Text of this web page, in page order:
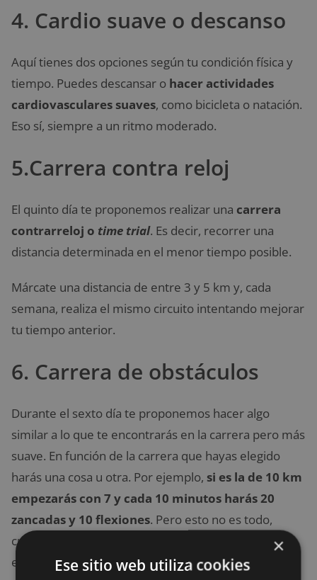
4. Cardio suave o descanso
Aquí tienes dos opciones según tu condición física y
tiempo. Puedes descansar o hacer actividades
cardiovasculares suaves, como bicicleta o natación.
Eso sí, siempre a un ritmo moderado.
5.Carrera contra reloj
El quinto día te proponemos realizar una carrera
contrarreloj o time trial. Es decir, recorrer una
distancia determinada en el menor tiempo posible.
Márcate una distancia de entre 3 y 5 km y, cada
semana, realiza el mismo circuito intentando mejorar
tu tiempo anterior.
6. Carrera de obstáculos
Durante el sexto día te proponemos hacer algo
similar a lo que te encontrarás en la carrera pero más
suave. En función de la carrera que hayas elegido
harás una cosa u otra. Por ejemplo, si es la de 10 km
empezarás con 7 y cada 10 minutos harás 20
zancadas y 10 flexiones. Pero esto no es todo,
cuando encuentres un obstáculo, como bancos,
escaleras o muros, tendrás que intentar superarlos
×
Ese sitio web utiliza cookies